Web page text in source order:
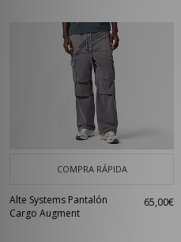
COMPRA RÁPIDA
Alte Systems Pantalón
Cargo Augment
65,00€